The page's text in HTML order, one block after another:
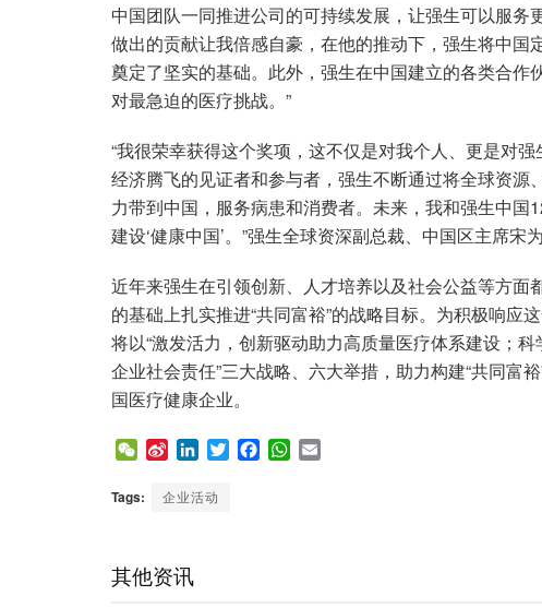
中国团队一同推进公司的可持续发展，让强生可以服
做出的贡献让我倍感自豪，在他的推动下，强生将中国
奠定了坚实的基础。此外，强生在中国建立的各类合
对最急迫的医疗挑战。”
“我很荣幸获得这个奖项，这不仅是对我个人、更是对
经济腾飞的见证者和参与者，强生不断通过将全球资
力带到中国，服务病患和消费者。未来，我和强生中
建设‘健康中国’。”强生全球资深副总裁、中国区主席宋为
近年来强生在引领创新、人才培养以及社会公益等方
的基础上扎实推进“共同富裕”的战略目标。为积极响应
将以“激发活力，创新驱动助力高质量医疗体系建设；
企业社会责任”三大战略、六大举措，助力构建“共同富
国医疗健康企业。
W
C
S
n
i
L
n
T
F
W
Tags: 企业活动
其他资讯